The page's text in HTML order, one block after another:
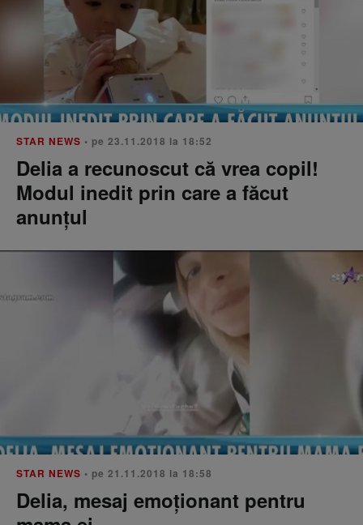
STAR NEWS • pe 23.11.2018 la 18:52
Delia a recunoscut că vrea copil!
Modul inedit prin care a făcut
anunțul
STAR NEWS • pe 21.11.2018 la 18:58
Delia, mesaj emoționant pentru